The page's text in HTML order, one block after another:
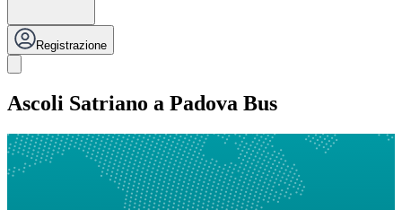
Registrazione
Ascoli Satriano a Padova Bus